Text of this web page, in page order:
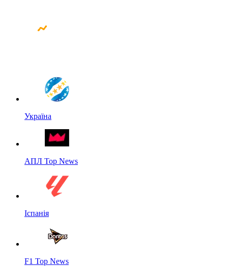
Україна
АПЛ Top News
Іспанія
F1 Top News